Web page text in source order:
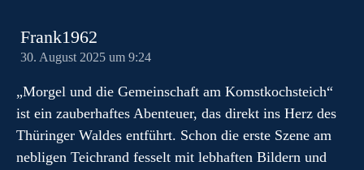
Frank1962
30. August 2025 um 9:24
„Morgel und die Gemeinschaft am Komstkochsteich“
ist ein zauberhaftes Abenteuer, das direkt ins Herz des
Thüringer Waldes entführt. Schon die erste Szene am
nebligen Teichrand fesselt mit lebhaften Bildern und